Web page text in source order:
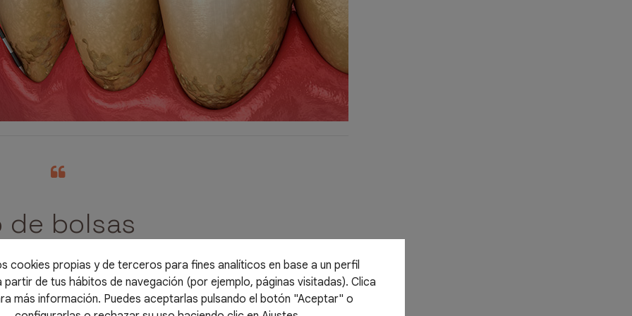
de bolsas
el estado
enfermedad
cookies propias y de terceros para fines analíticos en base a un perfil
partir de tus hábitos de navegación (por ejemplo, páginas visitadas). Clica
más información. Puedes aceptarlas pulsando el botón "Aceptar" o